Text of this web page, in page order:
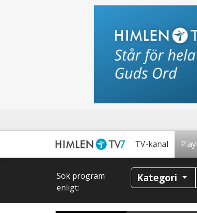
TV-kanal
Sök program
enligt:
Kategori